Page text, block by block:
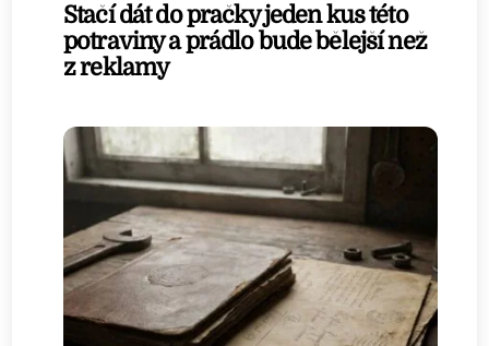
Stačí dát do pračky jeden kus této
potraviny a prádlo bude bělejší než
z reklamy